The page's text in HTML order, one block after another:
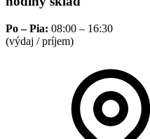
Po – Pia: 08:00 – 16:30
(výdaj / príjem)